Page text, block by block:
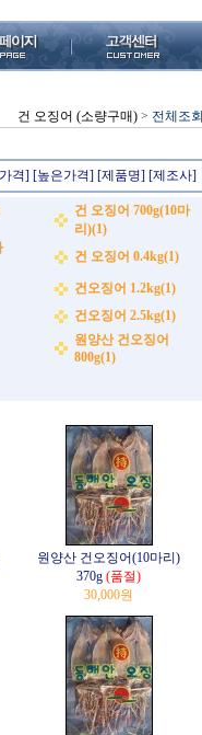
건 오징어 (소량구매) > 전체조회
격] [높은가격] [제품명] [제조사]
건 오징어 700g(10마
리)(1)
건 오징어 0.4kg(1)
건오징어 1.2kg(1)
건오징어 2.5kg(1)
원양산 건오징어
800g(1)
원양산 건오징어(10마리)
370g (품절)
30,000원